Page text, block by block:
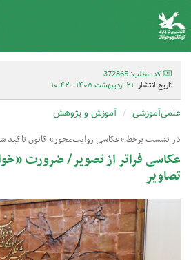
کد مطلب: 372865
تاریخ انتشار: ۲۱ اردیبهشت ۱۴۰۵ - ۱۰:۴۲
علمی‌آموزشی آموزش و پژوهش
در نشست برخط «عکاسی روایت‌محور» کانون تاکید
عکاسی فراتر از تصویر/ ضرورت
تصاویر